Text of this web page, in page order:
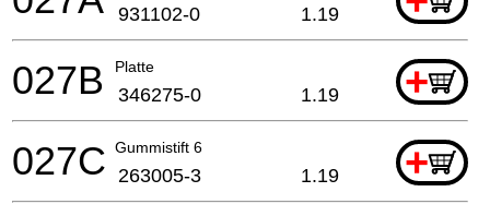
931102-0 1.19
Platte +
027B 346275-0 1.19
Gummistift 6 +
027C 263005-3 1.19